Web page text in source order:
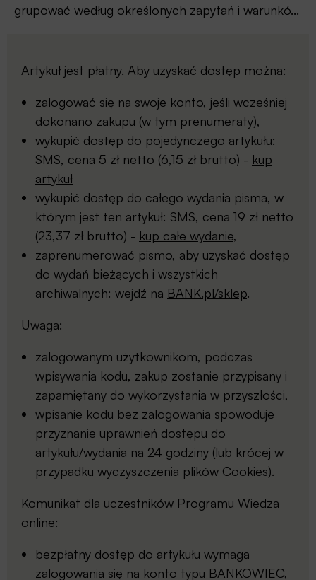
grupować według określonych zapytań i warunkó...
Artykuł jest płatny. Aby uzyskać dostęp można:
zalogować się na swoje konto, jeśli wcześniej
dokonano zakupu (w tym prenumeraty),
wykupić dostęp do pojedynczego artykułu:
SMS, cena 5 zł netto (6,15 zł brutto) - kup
artykuł
wykupić dostęp do całego wydania pisma, w
którym jest ten artykuł: SMS, cena 19 zł netto
(23,37 zł brutto) - kup całe wydanie,
zaprenumerować pismo, aby uzyskać dostęp
do wydań bieżących i wszystkich
archiwalnych: wejdź na BANK.pl/sklep.
Uwaga:
zalogowanym użytkownikom, podczas
wpisywania kodu, zakup zostanie przypisany i
zapamiętany do wykorzystania w przyszłości,
wpisanie kodu bez zalogowania spowoduje
przyznanie uprawnień dostępu do
artykułu/wydania na 24 godziny (lub krócej w
przypadku wyczyszczenia plików Cookies).
Komunikat dla uczestników Programu Wiedza
online:
bezpłatny dostęp do artykułu wymaga
zalogowania się na konto typu BANKOWIEC,